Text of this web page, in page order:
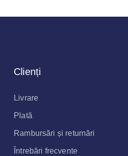
Clienți
Livrare
Plată
Rambursări și returnări
Întrebări frecvente